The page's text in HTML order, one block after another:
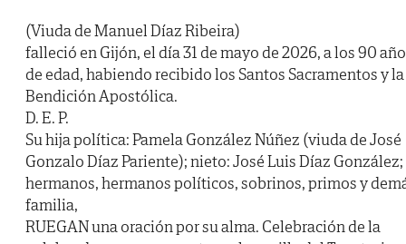
(Viuda de Manuel Díaz Ribeira)
falleció en Gijón, el día 31 de mayo de 2026, a los 90
de edad, habiendo recibido los Santos Sacramentos y la
Bendición Apostólica.
D. E. P.
Su hija política: Pamela González Núñez (viuda de José
Gonzalo Díaz Pariente); nieto: José Luis Díaz González;
hermanos, hermanos políticos, sobrinos, primos y
familia,
RUEGAN una oración por su alma. Celebración de la